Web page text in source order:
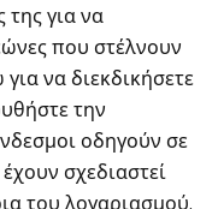
για να
που στέλνουν
να διεκδικήσετε
την
οδηγούν σε
σχεδιαστεί